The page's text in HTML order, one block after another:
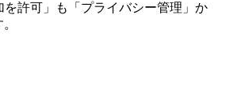
を許可」も「プライバシー管理」か